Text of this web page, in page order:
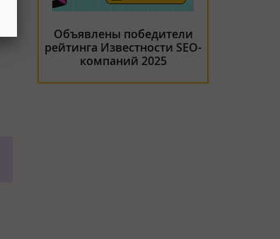
Объявлены победители
рейтинга Известности SEO-
компаний 2025